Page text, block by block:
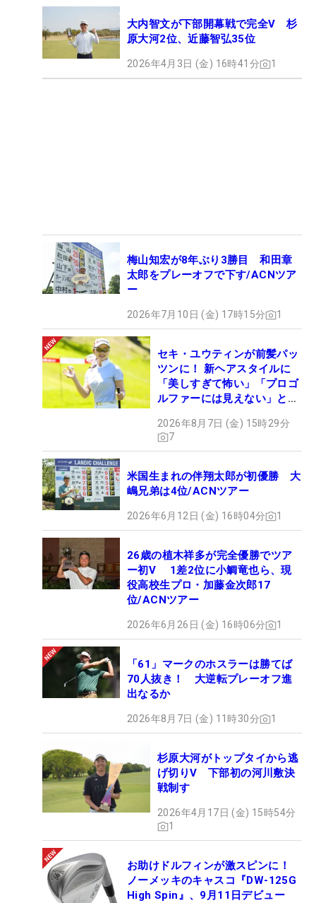
大内智文が下部開幕戦で完全V 杉
原大河2位、近藤智弘35位
2026年4月3日 (金) 16時41分 1
梅山知宏が8年ぶり3勝目 和田章
太郎をプレーオフで下す/ACNツア
ー
2026年7月10日 (金) 17時15分 1
セキ・ユウティンが前髪パッ
ツンに！ 新ヘアスタイルに
「美しすぎて怖い」「プロゴ
ルファーには見えない」とコ
2026年8月7日 (金) 15時29分
7
米国生まれの伴翔太郎が初優勝 大
嶋兄弟は4位/ACNツアー
2026年6月12日 (金) 16時04分 1
26歳の植木祥多が完全優勝でツア
ー初V 1差2位に小鯛竜也ら、現
役高校生プロ・加藤金次郎17
位/ACNツアー
2026年6月26日 (金) 16時06分 1
「61」マークのホスラーは勝てば
70人抜き！ 大逆転プレーオフ進
出なるか
2026年8月7日 (金) 11時30分 1
杉原大河がトップタイから逃
げ切りV 下部初の河川敷決
戦制す
2026年4月17日 (金) 15時54分
1
お助けドルフィンが激スピンに！
ノーメッキのキャスコ『DW-125G
High Spin』、9月11日デビュー